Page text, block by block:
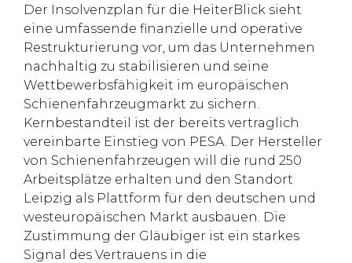
Der Insolvenzplan für die HeiterBlick sieht
eine umfassende finanzielle und operative
Restrukturierung vor, um das Unternehmen
nachhaltig zu stabilisieren und seine
Wettbewerbsfähigkeit im europäischen
Schienenfahrzeugmarkt zu sichern.
Kernbestandteil ist der bereits vertraglich
vereinbarte Einstieg von PESA. Der Hersteller
von Schienenfahrzeugen will die rund 250
Arbeitsplätze erhalten und den Standort
Leipzig als Plattform für den deutschen und
westeuropäischen Markt ausbauen. Die
Zustimmung der Gläubiger ist ein starkes
Signal des Vertrauens in die